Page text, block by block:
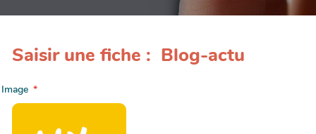
Saisir une fiche : Blog-actu
Image